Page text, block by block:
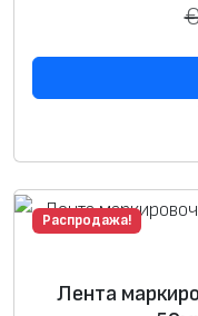
Распродажа!
Лента